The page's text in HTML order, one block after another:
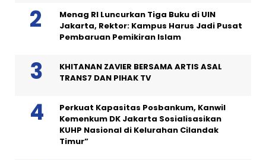
Menag RI Luncurkan Tiga Buku di UIN
Jakarta, Rektor: Kampus Harus Jadi Pusat
Pembaruan Pemikiran Islam
KHITANAN ZAVIER BERSAMA ARTIS ASAL
TRANS7 DAN PIHAK TV
Perkuat Kapasitas Posbankum, Kanwil
Kemenkum DK Jakarta Sosialisasikan
KUHP Nasional di Kelurahan Cilandak
Timur”